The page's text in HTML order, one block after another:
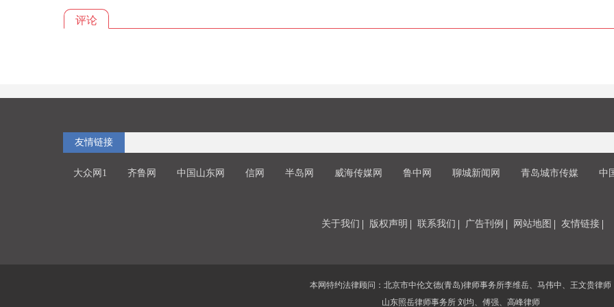
评论
友情链接
大众网1 齐鲁网 中国山东网 信网 半岛网 威海传媒网 鲁中网 聊城新闻网 青岛城市传媒 中
关于我们 版权声明 联系我们 广告刊例 网站地图 友情链接
本网特约法律顾问：北京市中伦文德(青岛)律师事务所李维岳、马伟中、王文贵律师
山东照岳律师事务所 刘均、傅强、高峰律师